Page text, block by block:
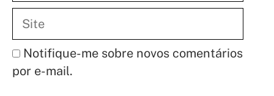
Notifique-me sobre novos comentários
por e-mail.